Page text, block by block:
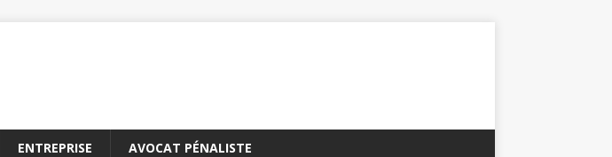
ENTREPRISE AVOCAT PÉNALISTE